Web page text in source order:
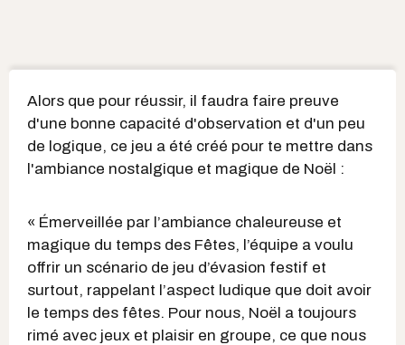
Alors que pour réussir, il faudra faire preuve
d'une bonne capacité d'observation et d'un peu
de logique, ce jeu a été créé pour te mettre dans
l'ambiance nostalgique et magique de Noël :
« Émerveillée par l’ambiance chaleureuse et
magique du temps des Fêtes, l’équipe a voulu
offrir un scénario de jeu d’évasion festif et
surtout, rappelant l’aspect ludique que doit avoir
le temps des fêtes. Pour nous, Noël a toujours
rimé avec jeux et plaisir en groupe, ce que nous